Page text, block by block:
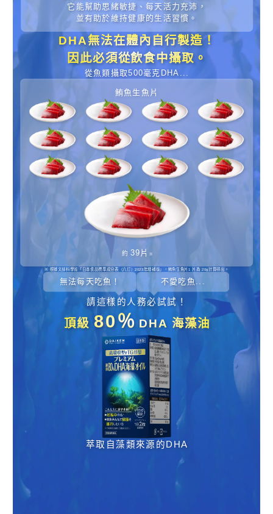
它能幫助思緒敏捷、每天活力充沛，
並有助於維持健康的生活習慣。
DHA無法在體內自行製造！
因此必須從飲食中攝取。
從魚類攝取500毫克DHA...
鮪魚生魚片
約39片 ※
※ 根據文部科學省「日本食品標準成分表（八訂）2023年增補版」，鮪魚生魚片1 片為 20g計算得出。
無法每天吃魚！ 不愛吃魚...
請這樣的人務必試試！
頂級 80％DHA 海藻油
萃取自藻類來源的DHA